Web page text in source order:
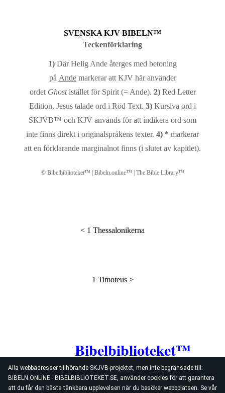
Alla webbadresser tillhörande SKJVB-projektet, men inte begränsade till:
BIBELN.ONLINE - BIBELBIBLIOTEKET.SE, använder cookies för att garantera
att du får den bästa tänkbara upplevelsen när du besöker webbplatsen. Se vår
SVENSKA KJV BIBELN™
Teckenförklaring
1) Där Helig Ande återges med betoning
på Andemarkerar att KJV här använder
ordet Ghostistället för Spirit (= Ande). 2) Red Letter
Edition, Jesus talade ord i Röd Text. 3) Kursiva ord i
SKJVB™ och KJV används för att indikera ord som
inte finns direkt i originalspråkens texter. 4) * markerar
att en förklarande marginalnot finns (i slutet av kapitlet).
© Bibelbiblioteket™ | Bibeln.online™ | The Bible Library™
< 1 Thessalonikerna
1 Timoteus >
Bibelbiblioteket™